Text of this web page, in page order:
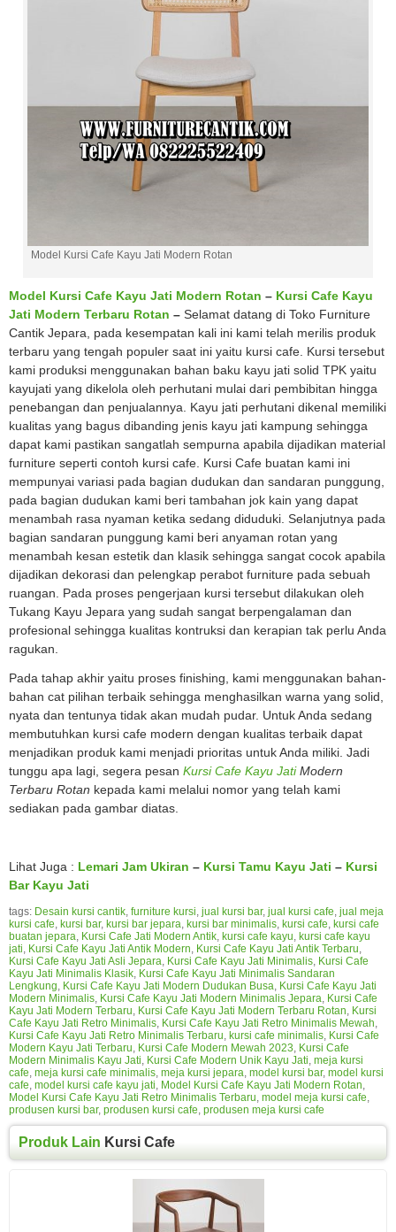
Model Kursi Cafe Kayu Jati Modern Rotan
Model Kursi Cafe Kayu Jati Modern Rotan – Kursi Cafe Kayu
Jati Modern Terbaru Rotan – Selamat datang di Toko Furniture
Cantik Jepara, pada kesempatan kali ini kami telah merilis produk
terbaru yang tengah populer saat ini yaitu kursi cafe. Kursi tersebut
kami produksi menggunakan bahan baku kayu jati solid TPK yaitu
kayujati yang dikelola oleh perhutani mulai dari pembibitan hingga
penebangan dan penjualannya. Kayu jati perhutani dikenal memiliki
kualitas yang bagus dibanding jenis kayu jati kampung sehingga
dapat kami pastikan sangatlah sempurna apabila dijadikan material
furniture seperti contoh kursi cafe. Kursi Cafe buatan kami ini
mempunyai variasi pada bagian dudukan dan sandaran punggung,
pada bagian dudukan kami beri tambahan jok kain yang dapat
menambah rasa nyaman ketika sedang diduduki. Selanjutnya pada
bagian sandaran punggung kami beri anyaman rotan yang
menambah kesan estetik dan klasik sehingga sangat cocok apabila
dijadikan dekorasi dan pelengkap perabot furniture pada sebuah
ruangan. Pada proses pengerjaan kursi tersebut dilakukan oleh
Tukang Kayu Jepara yang sudah sangat berpengalaman dan
profesional sehingga kualitas kontruksi dan kerapian tak perlu Anda
ragukan.
Pada tahap akhir yaitu proses finishing, kami menggunakan bahan-
bahan cat pilihan terbaik sehingga menghasilkan warna yang solid,
nyata dan tentunya tidak akan mudah pudar. Untuk Anda sedang
membutuhkan kursi cafe modern dengan kualitas terbaik dapat
menjadikan produk kami menjadi prioritas untuk Anda miliki. Jadi
tunggu apa lagi, segera pesan Kursi Cafe Kayu JatiModern
Terbaru Rotan kepada kami melalui nomor yang telah kami
sediakan pada gambar diatas.
Lihat Juga : Lemari Jam Ukiran – Kursi Tamu Kayu Jati – Kursi
Bar Kayu Jati
tags: Desain kursi cantik, furniture kursi, jual kursi bar, jual kursi cafe, jual meja
kursi cafe, kursi bar, kursi bar jepara, kursi bar minimalis, kursi cafe, kursi cafe
buatan jepara, Kursi Cafe Jati Modern Antik, kursi cafe kayu, kursi cafe kayu
jati, Kursi Cafe Kayu Jati Antik Modern, Kursi Cafe Kayu Jati Antik Terbaru,
Kursi Cafe Kayu Jati Asli Jepara, Kursi Cafe Kayu Jati Minimalis, Kursi Cafe
Kayu Jati Minimalis Klasik, Kursi Cafe Kayu Jati Minimalis Sandaran
Lengkung, Kursi Cafe Kayu Jati Modern Dudukan Busa, Kursi Cafe Kayu Jati
Modern Minimalis, Kursi Cafe Kayu Jati Modern Minimalis Jepara, Kursi Cafe
Kayu Jati Modern Terbaru, Kursi Cafe Kayu Jati Modern Terbaru Rotan, Kursi
Cafe Kayu Jati Retro Minimalis, Kursi Cafe Kayu Jati Retro Minimalis Mewah,
Kursi Cafe Kayu Jati Retro Minimalis Terbaru, kursi cafe minimalis, Kursi Cafe
Modern Kayu Jati Terbaru, Kursi Cafe Modern Mewah 2023, Kursi Cafe
Modern Minimalis Kayu Jati, Kursi Cafe Modern Unik Kayu Jati, meja kursi
cafe, meja kursi cafe minimalis, meja kursi jepara, model kursi bar, model kursi
cafe, model kursi cafe kayu jati, Model Kursi Cafe Kayu Jati Modern Rotan,
Model Kursi Cafe Kayu Jati Retro Minimalis Terbaru, model meja kursi cafe,
produsen kursi bar, produsen kursi cafe, produsen meja kursi cafe
Produk Lain Kursi Cafe